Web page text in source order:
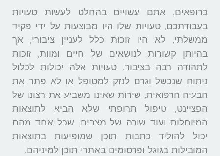
כרופאים, אתם עשויים בהחלט לעשות טעויות
בעבודתכם, טעויות שלו היו מבוצעות על ידי פקיד
ממשלתי, לא היו זוכות כלל לעניין ציבורי, אך
בהיותן קשורות לנושאים של חיים ומוות, זוכות
לתהודה רבה בציבור. טעויות אלה יכולות לכלול
ניתוח שנכשל וגרם לנזק למטופל או לא פתר את
הבעיה הרפואית, שירות שאינו משביע את רצונו של
הפציינט, טיפול תרופתי שלא הביא לתוצאות
המיוחלות ועוד שורה של מצבים, שכל אחד מהם
יכול להוליד כתבות תוכן שמופיעות בתוצאות
המובילות בגוגל ופרסומים באתרי תוכן למיניהם.